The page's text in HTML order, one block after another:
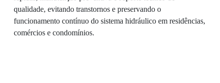
qualidade, evitando transtornos e preservando o
funcionamento contínuo do sistema hidráulico em residências,
comércios e condomínios.